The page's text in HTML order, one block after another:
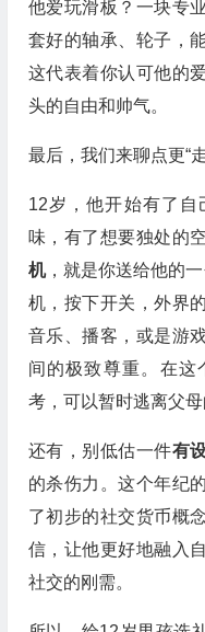
他爱玩滑板？一块专
套好的轴承、轮子，
这代表着你认可他的
头的自由和帅气。
最后，我们来聊点更“走
12岁，他开始有了
味，有了想要独处的
机，就是你送给他的
机，按下开关，外界
音乐、播客，或是游
间的极致尊重。在这
考，可以暂时逃离父母
还有，别低估一件有
的杀伤力。这个年纪
了初步的社交货币概
信，让他更好地融入
社交的刚需。